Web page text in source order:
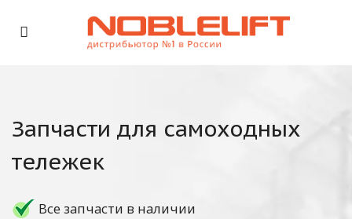
Запчасти для самоходных
тележек
Все запчасти в наличии